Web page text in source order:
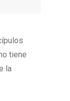
tiene
la